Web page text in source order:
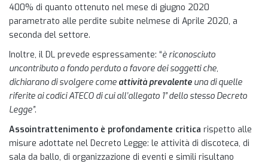
400% di quanto ottenuto nel mese di giugno 2020
parametrato alle perdite subite nelmese di Aprile 2020, a
seconda del settore.
Inoltre, il DL prevede espressamente: “è riconosciuto
uncontributo a fondo perduto a favore dei soggetti che,
dichiarano di svolgere come attività prevalente una di quelle
riferite ai codici ATECO di cui all’allegato 1” dello stesso Decreto
Legge”.
Assointrattenimento è profondamente critica rispetto alle
misure adottate nel Decreto Legge: le attività di discoteca, di
sala da ballo, di organizzazione di eventi e simili risultano